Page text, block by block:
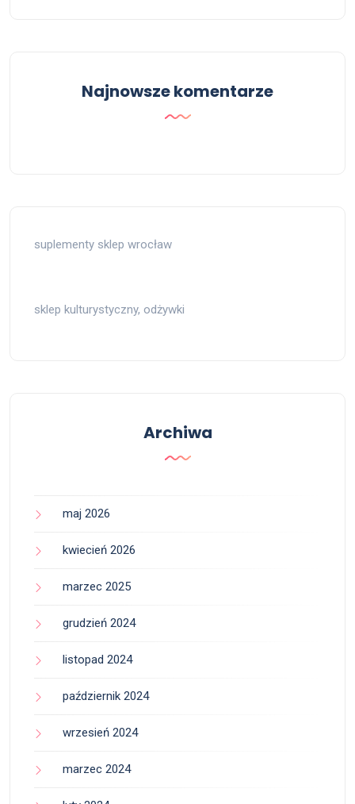
Najnowsze komentarze
suplementy sklep wrocław
sklep kulturystyczny, odżywki
Archiwa
maj 2026
kwiecień 2026
marzec 2025
grudzień 2024
listopad 2024
październik 2024
wrzesień 2024
marzec 2024